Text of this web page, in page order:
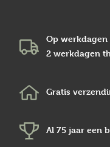
Op werkdagen
2 werkdagen
Gratis
Al 75 jaar een